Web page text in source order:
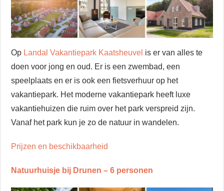
Op Landal Vakantiepark Kaatsheuvel is er van alles te
doen voor jong en oud. Er is een zwembad, een
speelplaats en er is ook een fietsverhuur op het
vakantiepark. Het moderne vakantiepark heeft luxe
vakantiehuizen die ruim over het park verspreid zijn.
Vanaf het park kun je zo de natuur in wandelen.
Prijzen en beschikbaarheid
Natuurhuisje bij Drunen – 6 personen